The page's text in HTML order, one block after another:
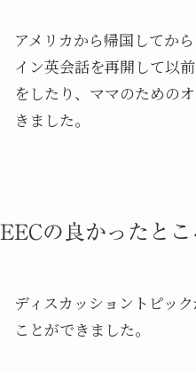
アメリカから帰国してか
イン英会話を再開して以
をしたり、ママのための
きました。
EECの良かったとこ
ディスカッショントピッ
ことができました。